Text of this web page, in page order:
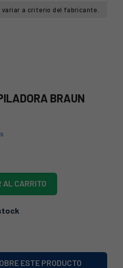
variar a criterio del fabricante.
BRAUN
AL CARRITO
ESTE PRODUCTO